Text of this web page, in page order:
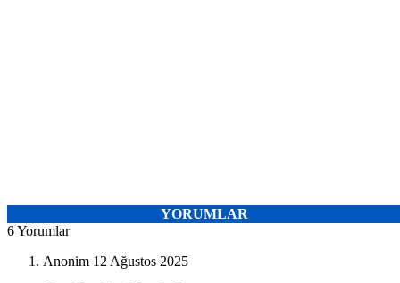
YORUMLAR
6 Yorumlar
Anonim 12 Ağustos 2025